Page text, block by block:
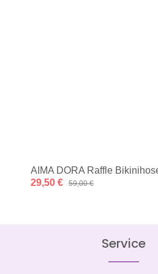
AIMA DORA Raffle
Verkaufspreis:
29,50 € Regulärer Preis:
59,00 €
Service